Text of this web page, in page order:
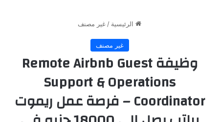
الرئيسية / غير مصنف
غير مصنف
وظيفة Remote Airbnb Guest
Support & Operations
Coordinator – فرصة عمل ريموت